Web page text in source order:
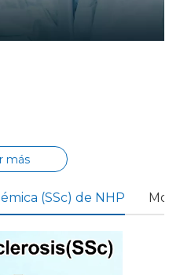
más
(SSc) de NHP